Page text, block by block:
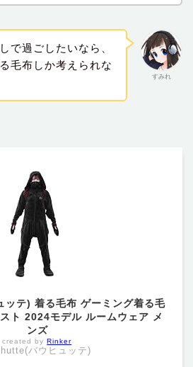
すみれ
で過ごしたいなら、
毛布しか考えられな
テ) 着る毛布 ゲーミング着る毛
ト 2024モデル ルームウェア メ
ンズ
created byRinker
バウヒュッテ)